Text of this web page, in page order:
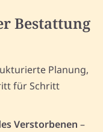
Bestattung
Planung,
für Schritt
Verstorbenen –